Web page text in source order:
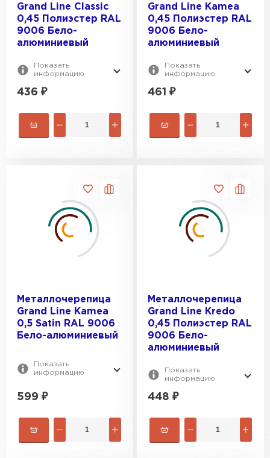
23
23.5
30
ТЕКСТУРА ПОВЕРХНОСТИ:
Гладкая
0.53
0.57
0.59
Grand Line Classic
0,45 Полиэстер RAL
9006 Бело-
алюминиевый
Показать
информацию
436 ₽
Grand Line Kamea
0,45 Полиэстер RAL
9006 Бело-
алюминиевый
Показать
информацию
461 ₽
Металлочерепица
Grand Line Kamea
0,5 Satin RAL 9006
Бело-алюминиевый
Показать
информацию
599 ₽
Металлочерепица
Grand Line Kredo
0,45 Полиэстер RAL
9006 Бело-
алюминиевый
Показать
информацию
448 ₽